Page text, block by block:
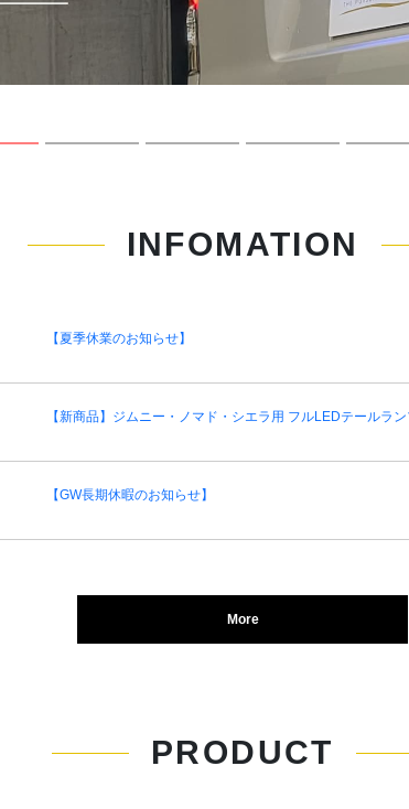
INFOMATION
【夏季休業のお知らせ】
【新商品】ジムニー・ノマド・シエラ用 フルLEDテールラン
【GW長期休暇のお知らせ】
More
PRODUCT